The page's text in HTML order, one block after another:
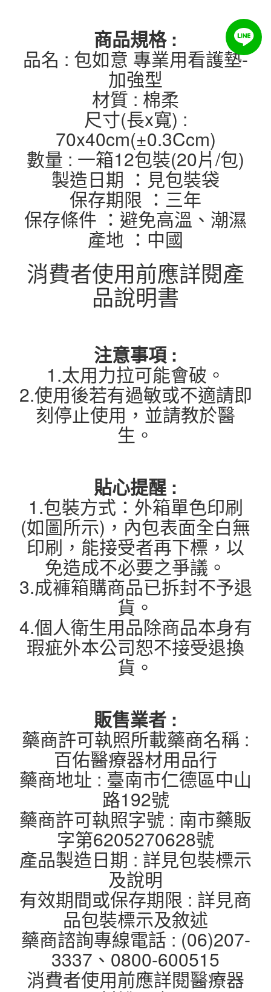
商品規格 :
品名 : 包如意 專業用看護墊-
加強型
材質 : 棉柔
尺寸(長x寬) :
70x40cm(±0.3Ccm)
數量 : 一箱12包裝(20片/包)
製造日期 ：見包裝袋
保存期限 ：三年
保存條件 ：避免高溫、潮濕
產地 ：中國
消費者使用前應詳閱產
品說明書
注意事項 :
1.太用力拉可能會破。
2.使用後若有過敏或不適請即
刻停止使用，並請教於醫
生。
貼心提醒 :
1.包裝方式：外箱單色印刷
(如圖所示)，內包表面全白無
印刷，能接受者再下標，以
免造成不必要之爭議。
3.成褲箱購商品已拆封不予退
貨。
4.個人衛生用品除商品本身有
瑕疵外本公司恕不接受退換
貨。
販售業者 :
藥商許可執照所載藥商名稱 :
百佑醫療器材用品行
藥商地址 : 臺南市仁德區中山
路192號
藥商許可執照字號 : 南市藥販
字第6205270628號
產品製造日期 : 詳見包裝標示
及說明
有效期間或保存期限 : 詳見商
品包裝標示及敘述
藥商諮詢專線電話 : (06)207-
3337、0800-600515
消費者使用前應詳閱醫療器